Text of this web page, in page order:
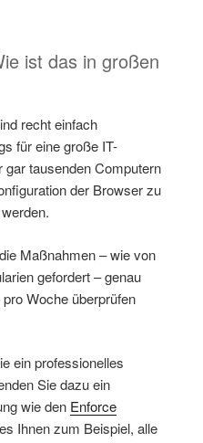
ist das in großen
recht einfach
für eine große IT-
gar tausenden Computern
der Browser zu
Maßnahmen – wie von
gefordert – genau
Woche überprüfen
ein professionelles
Sie dazu ein
wie den Enforce
Ihnen zum Beispiel, alle